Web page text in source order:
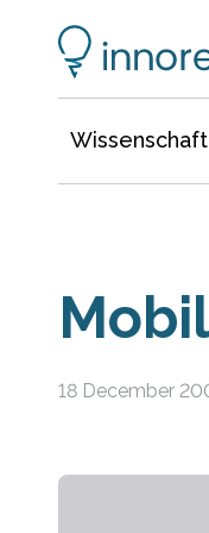
18 December